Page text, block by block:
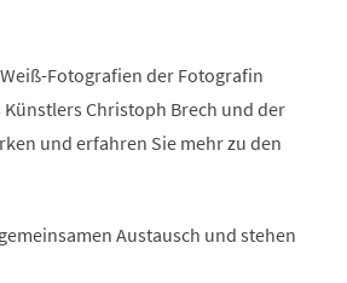
Fotografien der Fotografin
Christoph Brech und der
und erfahren Sie mehr zu den
Austausch und stehen